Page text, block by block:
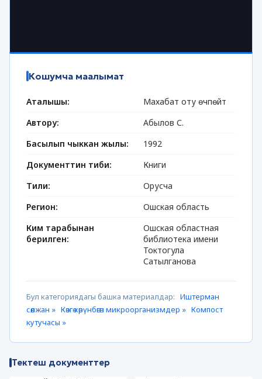
Кошумча маалымат
Аталышы:
Махабат оту өчпөйт
Автору:
Абылов С.
Басылып чыккан жылы:
1992
Документтин тиби:
Книги
Тили:
Орусча
Регион:
Ошская область
Ким тарабынан
берилген:
Ошская областная
библиотека имени
Токтогула
Сатылганова
Бул категориядагы башка материалдар: Иштерман
сөөлжан » Көзгө көрүнбөгөн микроорганизмдер » Компост
кутучасы »
Тектеш документтер